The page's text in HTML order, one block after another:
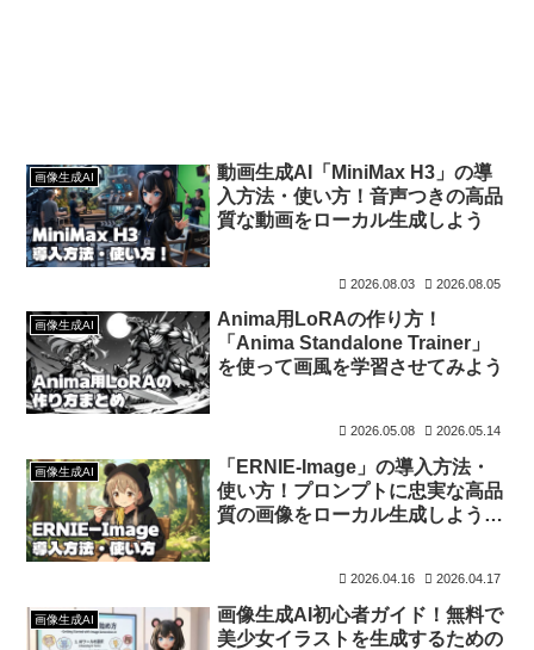
画像生成AI
動画生成AI「MiniMax H3」の導
入方法・使い方！音声つきの高品
質な動画をローカル生成しよう
2026.08.03 2026.08.05
画像生成AI
Anima用LoRAの作り方！
「Anima Standalone Trainer」
を使って画風を学習させてみよう
2026.05.08 2026.05.14
画像生成AI
「ERNIE-Image」の導入方法・
使い方！プロンプトに忠実な高品
質の画像をローカル生成しよう
2026.04.16 2026.04.17
画像生成AI
画像生成AI初心者ガイド！無料で
美少女イラストを生成するための